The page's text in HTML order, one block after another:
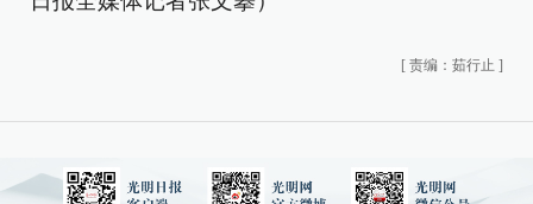
[ 责编：茹行止 ]